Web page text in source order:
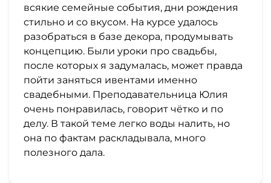
всякие семейные события, дни рождения
стильно и со вкусом. На курсе удалось
разобраться в базе декора, продумывать
концепцию. Были уроки про свадьбы,
после которых я задумалась, может правда
пойти заняться ивентами именно
свадебными. Преподавательница Юлия
очень понравилась, говорит чётко и по
делу. В такой теме легко воды налить, но
она по фактам раскладывала, много
полезного дала.